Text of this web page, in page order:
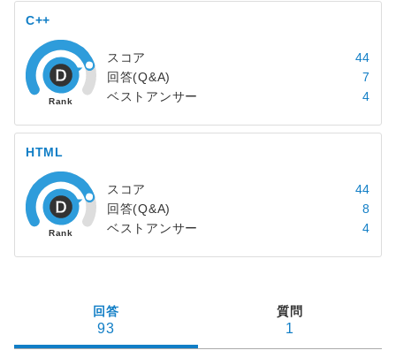
C++
スコア
44
回答(Q&A)
7
ベストアンサー
4
HTML
スコア
44
回答(Q&A)
8
ベストアンサー
4
回答
93
質問
1